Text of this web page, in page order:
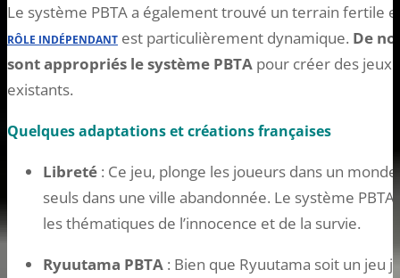
Le système PBTA a également trouvé un terrain fertile
RÔLE INDÉPENDANT est particulièrement dynamique. De
sont appropriés le système PBTA pour créer des jeux
existants.
Quelques adaptations et créations françaises
Libreté : Ce jeu, plonge les joueurs dans un
seuls dans une ville abandonnée. Le système
les thématiques de l’innocence et de la survie.
Ryuutama PBTA : Bien que Ryuutama soit un jeu